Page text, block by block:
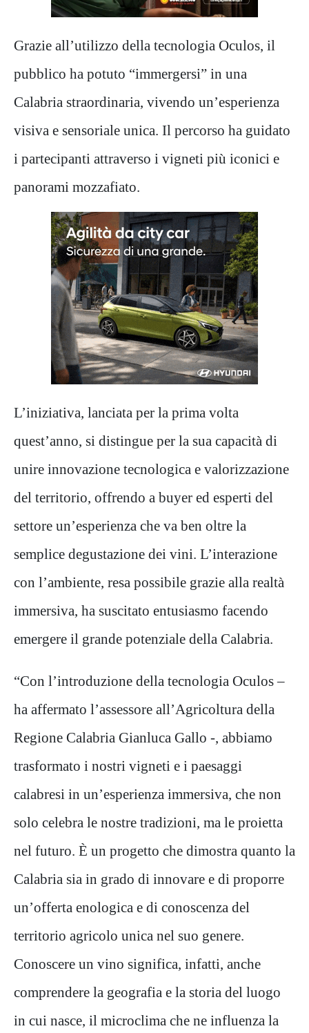
Grazie all’utilizzo della tecnologia Oculos, il
pubblico ha potuto “immergersi” in una
Calabria straordinaria, vivendo un’esperienza
visiva e sensoriale unica. Il percorso ha guidato
i partecipanti attraverso i vigneti più iconici e
panorami mozzafiato.
L’iniziativa, lanciata per la prima volta
quest’anno, si distingue per la sua capacità di
unire innovazione tecnologica e valorizzazione
del territorio, offrendo a buyer ed esperti del
settore un’esperienza che va ben oltre la
semplice degustazione dei vini. L’interazione
con l’ambiente, resa possibile grazie alla realtà
immersiva, ha suscitato entusiasmo facendo
emergere il grande potenziale della Calabria.
“Con l’introduzione della tecnologia Oculos –
ha affermato l’assessore all’Agricoltura della
Regione Calabria Gianluca Gallo -, abbiamo
trasformato i nostri vigneti e i paesaggi
calabresi in un’esperienza immersiva, che non
solo celebra le nostre tradizioni, ma le proietta
nel futuro. È un progetto che dimostra quanto la
Calabria sia in grado di innovare e di proporre
un’offerta enologica e di conoscenza del
territorio agricolo unica nel suo genere.
Conoscere un vino significa, infatti, anche
comprendere la geografia e la storia del luogo
in cui nasce, il microclima che ne influenza la